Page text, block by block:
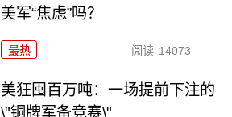
美军“焦虑”吗？
最热 阅读 14073
美狂囤百万吨：一场提前下注的
\"铜牌军备竞赛\"